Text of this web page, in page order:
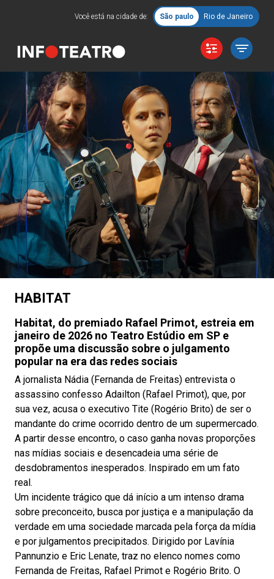
Você está na cidade de: São paulo Rio de Janeiro
HABITAT
Habitat, do premiado Rafael Primot, estreia em
janeiro de 2026 no Teatro Estúdio em SP e
propõe uma discussão sobre o julgamento
popular na era das redes sociais
A jornalista Nádia (Fernanda de Freitas) entrevista o
assassino confesso Adailton (Rafael Primot), que, por
sua vez, acusa o executivo Tite (Rogério Brito) de ser o
mandante do crime ocorrido dentro de um supermercado.
A partir desse encontro, o caso ganha novas proporções
nas mídias sociais e desencadeia uma série de
desdobramentos inesperados. Inspirado em um fato
real.
Um incidente trágico que dá início a um intenso drama
sobre preconceito, busca por justiça e a manipulação da
verdade em uma sociedade marcada pela força da mídia
e por julgamentos precipitados. Dirigido por Lavínia
Pannunzio e Eric Lenate, traz no elenco nomes como
Fernanda de Freitas, Rafael Primot e Rogério Brito. O